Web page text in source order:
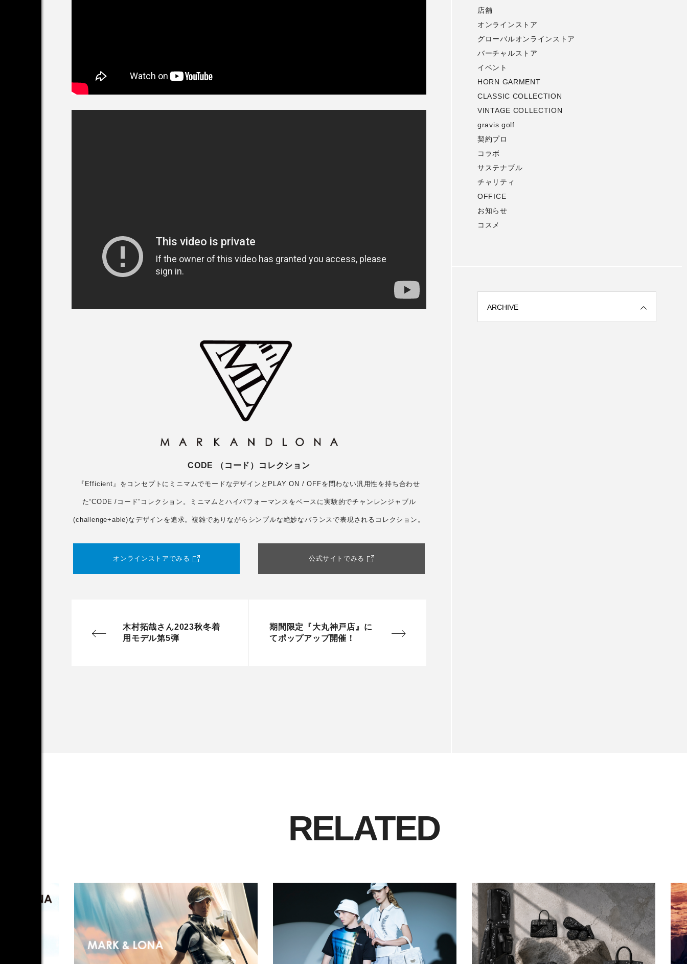
店舗
オンラインストア
グローバルオンラインストア
バーチャルストア
イベント
HORN GARMENT
CLASSIC COLLECTION
VINTAGE COLLECTION
gravis golf
契約プロ
コラボ
サステナブル
チャリティ
OFFICE
お知らせ
コスメ
ARCHIVE
CODE （コード）コレクション
『Efficient』をコンセプトにミニマムでモードなデザインとPLAY ON / OFFを問わない汎用性を持ち合わせ
た“CODE /コード”コレクション。ミニマムとハイパフォーマンスをベースに実験的でチャンレンジャブル
(challenge+able)なデザインを追求。複雑でありながらシンプルな絶妙なバランスで表現されるコレクション。
オンラインストアでみる 公式サイトでみる
木村拓哉さん2023秋冬着
用モデル第5弾
期間限定『大丸神戸店』に
てポップアップ開催！
RELATED